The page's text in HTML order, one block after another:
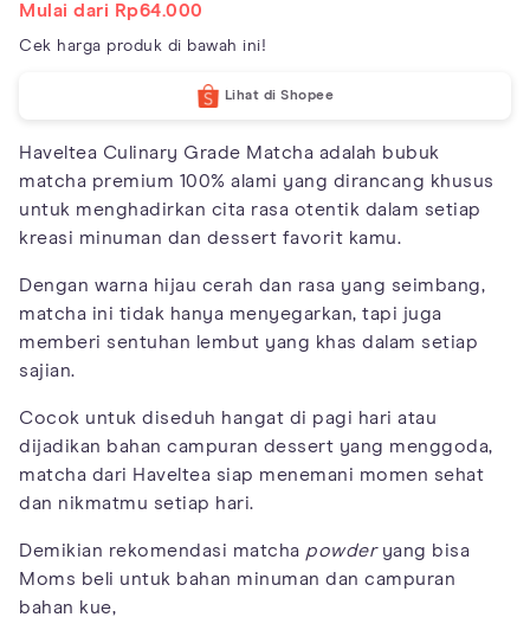
Mulai dari Rp64.000
Cek harga produk di bawah ini!
Lihat di Shopee
Haveltea Culinary Grade Matcha adalah bubuk
matcha premium 100% alami yang dirancang khusus
untuk menghadirkan cita rasa otentik dalam setiap
kreasi minuman dan dessert favorit kamu.
Dengan warna hijau cerah dan rasa yang seimbang,
matcha ini tidak hanya menyegarkan, tapi juga
memberi sentuhan lembut yang khas dalam setiap
sajian.
Cocok untuk diseduh hangat di pagi hari atau
dijadikan bahan campuran dessert yang menggoda,
matcha dari Haveltea siap menemani momen sehat
dan nikmatmu setiap hari.
Demikian rekomendasi matcha powderyang bisa
Moms beli untuk bahan minuman dan campuran
bahan kue,